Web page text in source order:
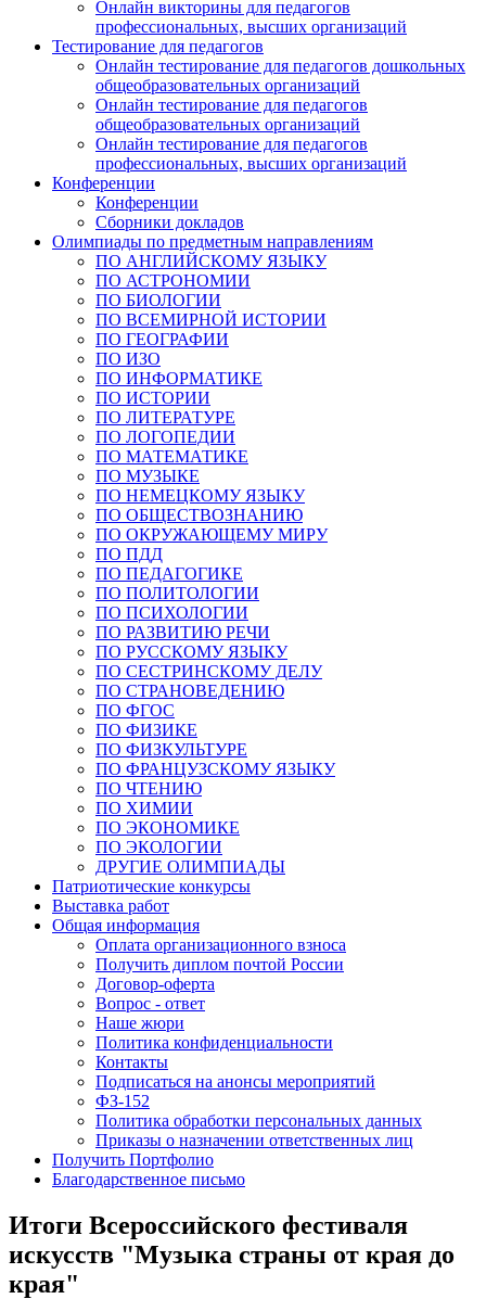
Онлайн викторины для педагогов
профессиональных, высших организаций
Тестирование для педагогов
Онлайн тестирование для педагогов дошкольных
общеобразовательных организаций
Онлайн тестирование для педагогов
общеобразовательных организаций
Онлайн тестирование для педагогов
профессиональных, высших организаций
Конференции
Конференции
Сборники докладов
Олимпиады по предметным направлениям
ПО АНГЛИЙСКОМУ ЯЗЫКУ
ПО АСТРОНОМИИ
ПО БИОЛОГИИ
ПО ВСЕМИРНОЙ ИСТОРИИ
ПО ГЕОГРАФИИ
ПО ИЗО
ПО ИНФОРМАТИКЕ
ПО ИСТОРИИ
ПО ЛИТЕРАТУРЕ
ПО ЛОГОПЕДИИ
ПО МАТЕМАТИКЕ
ПО МУЗЫКЕ
ПО НЕМЕЦКОМУ ЯЗЫКУ
ПО ОБЩЕСТВОЗНАНИЮ
ПО ОКРУЖАЮЩЕМУ МИРУ
ПО ПДД
ПО ПЕДАГОГИКЕ
ПО ПОЛИТОЛОГИИ
ПО ПСИХОЛОГИИ
ПО РАЗВИТИЮ РЕЧИ
ПО РУССКОМУ ЯЗЫКУ
ПО СЕСТРИНСКОМУ ДЕЛУ
ПО СТРАНОВЕДЕНИЮ
ПО ФГОС
ПО ФИЗИКЕ
ПО ФИЗКУЛЬТУРЕ
ПО ФРАНЦУЗСКОМУ ЯЗЫКУ
ПО ЧТЕНИЮ
ПО ХИМИИ
ПО ЭКОНОМИКЕ
ПО ЭКОЛОГИИ
ДРУГИЕ ОЛИМПИАДЫ
Патриотические конкурсы
Выставка работ
Общая информация
Оплата организационного взноса
Получить диплом почтой России
Договор-оферта
Вопрос - ответ
Наше жюри
Политика конфиденциальности
Контакты
Подписаться на анонсы мероприятий
ФЗ-152
Политика обработки персональных данных
Приказы о назначении ответственных лиц
Получить Портфолио
Благодарственное письмо
Итоги Всероссийского фестиваля
искусств "Музыка страны от края до
края"